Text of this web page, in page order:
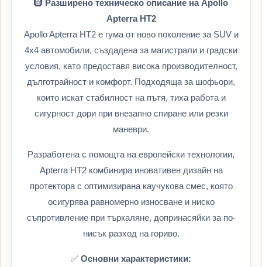
🛞 Разширено техническо описание на Apollo
Apterra HT2
Apollo Apterra HT2 е гума от ново поколение за SUV и
4x4 автомобили, създадена за магистрали и градски
условия, като предоставя висока производителност,
дълготрайност и комфорт. Подходяща за шофьори,
които искат стабилност на пътя, тиха работа и
сигурност дори при внезапно спиране или резки
маневри.
Разработена с помощта на европейски технологии,
Apterra HT2 комбинира иновативен дизайн на
протектора с оптимизирана каучукова смес, която
осигурява равномерно износване и ниско
съпротивление при търкаляне, допринасяйки за по-
нисък разход на гориво.
✅ Основни характеристики: